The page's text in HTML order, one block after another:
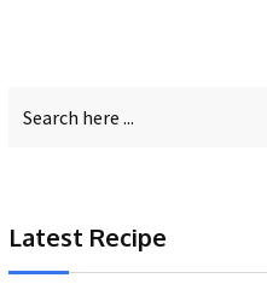
Latest Recipe